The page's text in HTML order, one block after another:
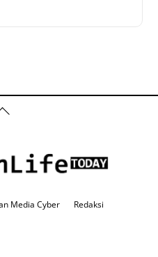
Back
To
Media Cyber
Redaksi